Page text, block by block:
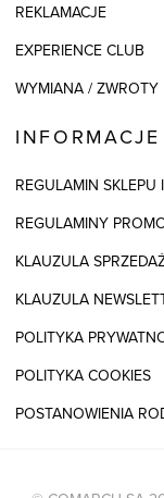
REKLAMACJE
EXPERIENCE CLUB
WYMIANA / ZWROTY
INFORMACJE
REGULAMIN SKLEPU
REGULAMINY
KLAUZULA
KLAUZULA
POLITYKA
POLITYKA COOKIES
POSTANOWIENIA